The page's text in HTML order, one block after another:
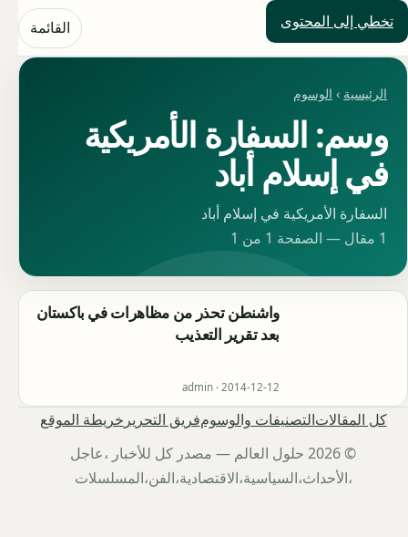
تخطي إلى المحتوى
حلول العالم القائمة
الرئيسية › الوسوم
وسم: السفارة الأمريكية
في إسلام أباد
السفارة الأمريكية في إسلام أباد
1 مقال — الصفحة 1 من 1
واشنطن تحذر من مظاهرات في باكستان
بعد تقرير التعذيب
admin · 2014-12-12
كل المقالاتالتصنيفات والوسومفريق التحرير خريطة الموقع
© 2026 حلول العالم — مصدر كل للأخبار ،عاجل
،الأحداث،السياسية،الاقتصادية،الفن،المسلسلات